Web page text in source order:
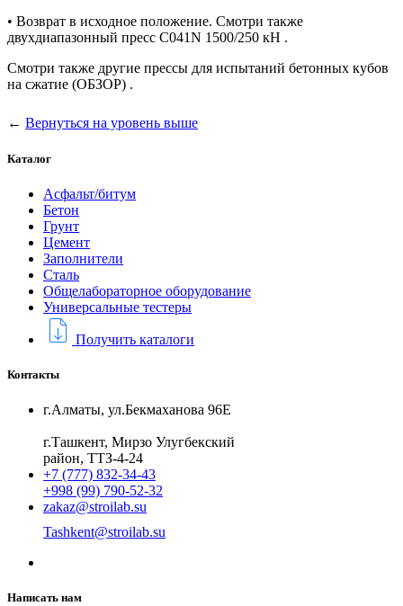
• Возврат в исходное положение. Смотри также
двухдиапазонный пресс C041N 1500/250 кН .
Смотри также другие прессы для испытаний бетонных кубов
на сжатие (ОБЗОР) .
← Вернуться на уровень выше
Каталог
Асфальт/битум
Бетон
Грунт
Цемент
Заполнители
Сталь
Общелабораторное оборудование
Универсальные тестеры
Получить каталоги
Контакты
г.Алматы, ул.Бекмаханова 96Е
г.Ташкент, Мирзо Улугбекский
район, ТТЗ-4-24
+7 (777) 832-34-43
+998 (99) 790-52-32
zakaz@stroilab.su
Tashkent@stroilab.su
Написать нам